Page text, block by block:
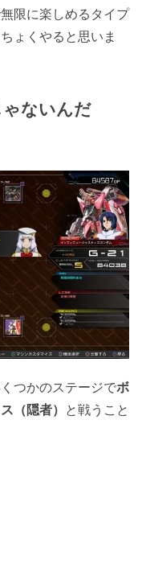
限に楽しめるタイプ
ょくやると思いま
ないんだ
つかのステージでボ
（隠者）
と戦うこと